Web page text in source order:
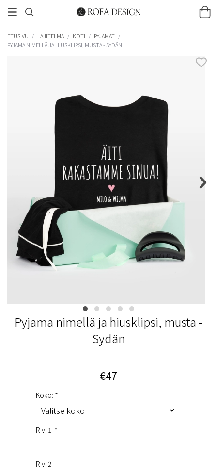
ETUSIVU / LAJITELMA / KOTI / PYJAMAT /
PYJAMA NIMELLÄ JA HIUSKLIPSI, MUSTA - SYDÄN
Pyjama nimellä ja hiusklipsi, musta -
Sydän
€47
Koko: *
Rivi 1: *
Rivi 2: